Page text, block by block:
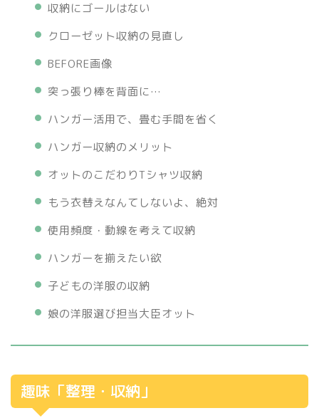
収納にゴールはない
クローゼット収納の見直し
BEFORE画像
突っ張り棒を背面に…
ハンガー活用で、畳む手間を省く
ハンガー収納のメリット
オットのこだわりTシャツ収納
もう衣替えなんてしないよ、絶対
使用頻度・動線を考えて収納
ハンガーを揃えたい欲
子どもの洋服の収納
娘の洋服選び担当大臣オット
趣味「整理・収納」